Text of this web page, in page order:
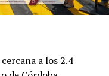
a los 2.4